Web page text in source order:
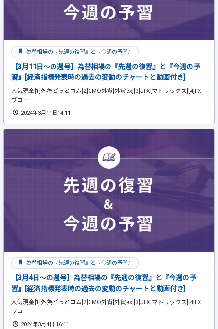
為替相場の『先週の復習』と『今週の予習』
【3月11日～の週号】為替相場の『先週の復習』と『今週の予
習』[経済指標発表時の過去の変動のチャートと動画付き]
人気現金[1]外為どっとコム[2]GMO外貨[外貨ex][3]JFX[マトリックス][4]FX
ブロー...
2024年3月11日14:11
為替相場の『先週の復習』と『今週の予習』
【3月4日～の週号】為替相場の『先週の復習』と『今週の予
習』[経済指標発表時の過去の変動のチャートと動画付き]
人気現金[1]外為どっとコム[2]GMO外貨[外貨ex][3]JFX[マトリックス][4]FX
ブロー...
2024年3月4日 16:11